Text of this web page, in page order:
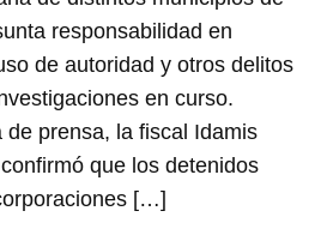
responsabilidad en
de autoridad y otros delitos
en curso.
de prensa, la fiscal Idamis
que los detenidos
[…]